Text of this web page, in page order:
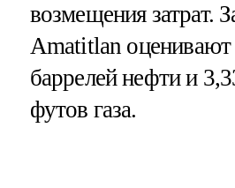
возмещения затрат.
Amatitlan
баррелей нефти и
футов газа.